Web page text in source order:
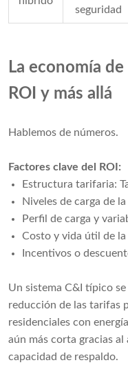
seguridad
La economía
ROI y más allá
Hablemos de números.
Factores clave del ROI:
Estructura tarifaria:
Niveles de carga de
Perfil de carga y
Costo y vida útil de la
Incentivos o
Un sistema C&I típico
reducción de las tarifas
residenciales con
aún más corta gracias
capacidad de respaldo.